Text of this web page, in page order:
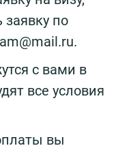
по
с вами в
все условия
вы